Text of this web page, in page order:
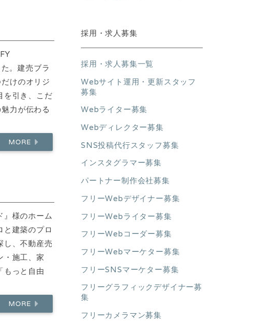
。建売ブラ
けのオリジ
を引き、こだ
力が伝わる
MORE
』様のホーム
と建築のプロ
し、不動産売
・施工、家
もっと自由
MORE
採用・求人募集
採用・求人募集一覧
Webサイト運用・更新スタッフ
募集
Webライター募集
Webディレクター募集
SNS投稿代行スタッフ募集
インスタグラマー募集
パートナー制作会社募集
フリーWebデザイナー募集
フリーWebライター募集
フリーWebコーダー募集
フリーWebマーケター募集
フリーSNSマーケター募集
フリーグラフィックデザイナー募
集
フリーカメラマン募集